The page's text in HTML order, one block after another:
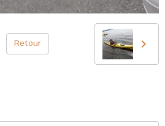
Retour